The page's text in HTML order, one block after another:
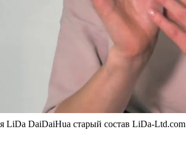
LiDa DaiDaiHua старый состав LiDa-Ltd.com